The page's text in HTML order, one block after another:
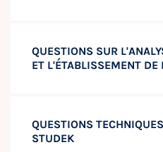
QUESTIONS SUR
ET L'ÉTABLISSEMENT DE
QUESTIONS
STUDEK